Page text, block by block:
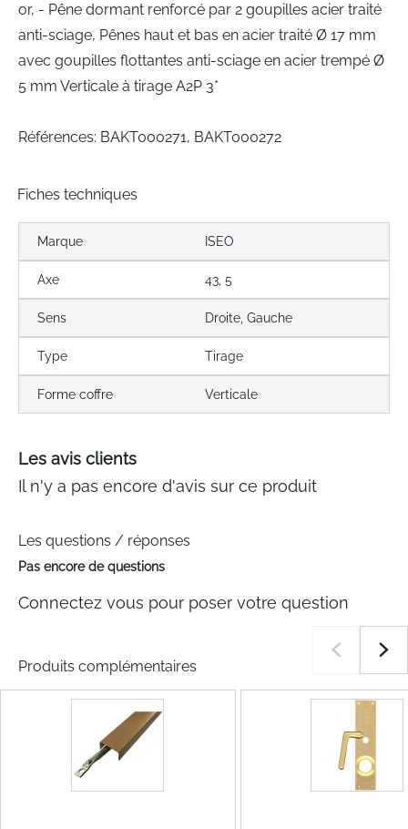
or, - Pêne dormant renforcé par 2 goupilles acier traité
anti-sciage, Pênes haut et bas en acier traité Ø 17 mm
avec goupilles flottantes anti-sciage en acier trempé Ø
5 mm Verticale à tirage A2P 3*
Références: BAKT000271, BAKT000272
Fiches techniques
Marque ISEO
Axe 43, 5
Sens Droite, Gauche
Type Tirage
Forme coffre Verticale
Les avis clients
Il n'y a pas encore d'avis sur ce produit
Les questions / réponses
Pas encore de questions
Connectez vous pour poser votre question
Produits complémentaires